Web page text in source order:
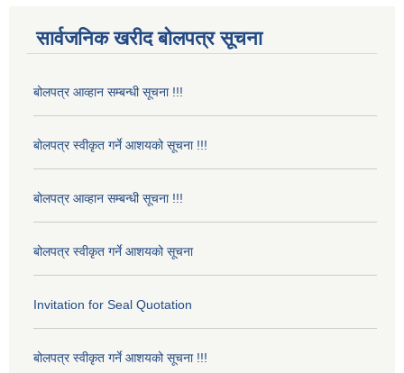
सार्वजनिक खरीद बोलपत्र सूचना
बोलपत्र आव्हान सम्बन्धी सूचना !!!
बोलपत्र स्वीकृत गर्ने आशयको सूचना !!!
बोलपत्र आव्हान सम्बन्धी सूचना !!!
बोलपत्र स्वीकृत गर्ने आशयको सूचना
Invitation for Seal Quotation
बोलपत्र स्वीकृत गर्ने आशयको सूचना !!!